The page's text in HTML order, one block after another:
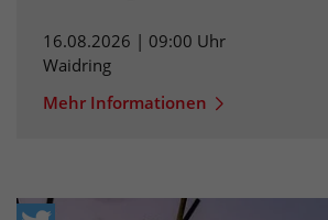
16.08.2026 | 09:00 Uhr
Waidring
Mehr Informationen